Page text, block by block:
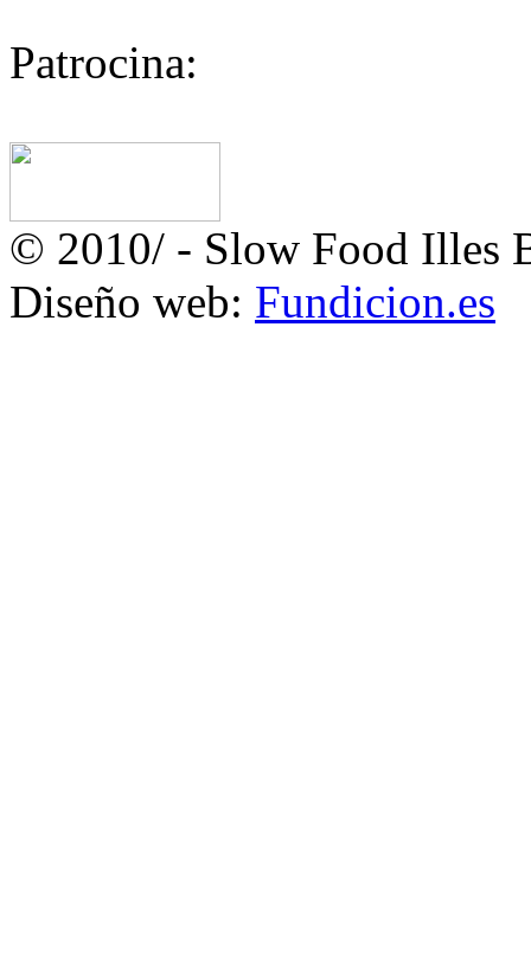
Patrocina:
© 2010/ - Slow Food Illes
Diseño web: Fundicion.es